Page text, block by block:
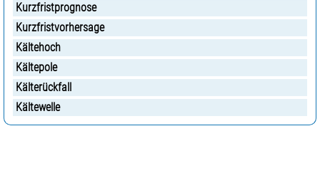
Kurzfristprognose
Kurzfristvorhersage
Kältehoch
Kältepole
Kälterückfall
Kältewelle